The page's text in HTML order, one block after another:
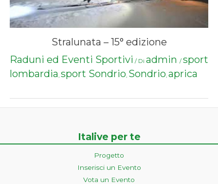
Stralunata – 15° edizione
Raduni ed Eventi Sportivi / Di admin / sport
lombardia, sport Sondrio, Sondrio, aprica
Italive per te
Progetto
Inserisci un Evento
Vota un Evento